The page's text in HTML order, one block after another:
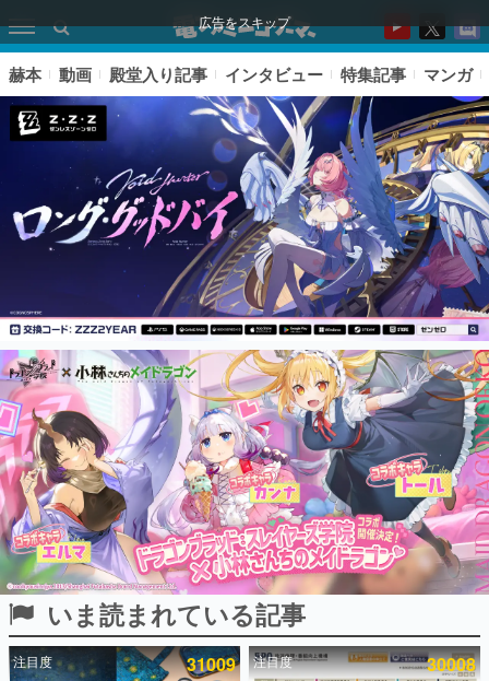
広告をスキップ
ピックアップ
電ファミのいま読まれている記事ランキング
アプリセール情報
インタビュー
連載・特集一覧
殿堂入り記事
SNS拡散数が数千以上！ ページビュー数万以上！ などな
ど。多くの人々に読まれた、電ファミ渾身の“殿堂入り”記
事をまとめました。
赫本 動画 殿堂入り記事 インタビュー 特集記事 マンガ
いま読まれている記事
注目度 31009 注目度 30008